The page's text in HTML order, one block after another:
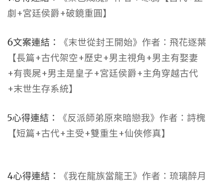
劇+宮廷侯爵+破鏡重圓】
6文案連結：
《末世從封王開始》作者：飛花逐葉
【長篇+古代架空+歷史+男主視角+男主有娶妻
+有喪屍+男主是皇子+宮廷侯爵+主角穿越古代
+末世生存系統】
5心得連結：
《反派師弟原來暗戀我》作者：詩槐
【短篇+古代+主受+雙重生+仙俠修真】
4心得連結：
《我在龍族當龍王》作者：琉璃醉月